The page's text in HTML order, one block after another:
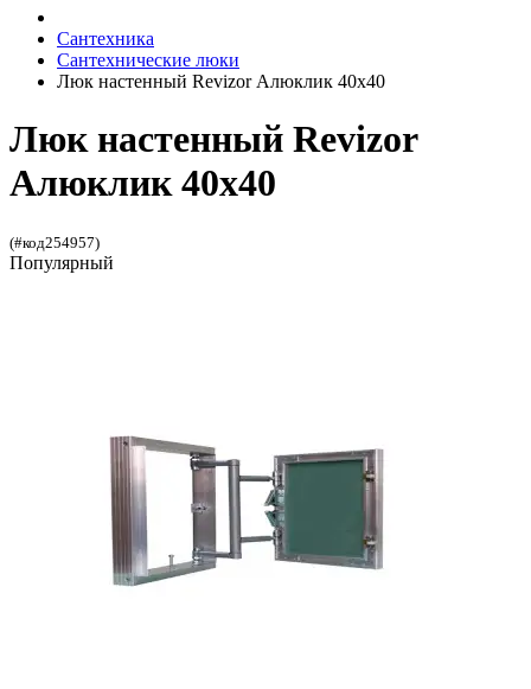
Сантехника
Сантехнические люки
Люк настенный Revizor Алюклик 40x40
Люк настенный Revizor
Алюклик 40x40
(#код254957)
Популярный